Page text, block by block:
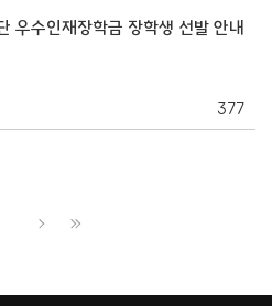
수인재장학금 장학생 선발 안내
377